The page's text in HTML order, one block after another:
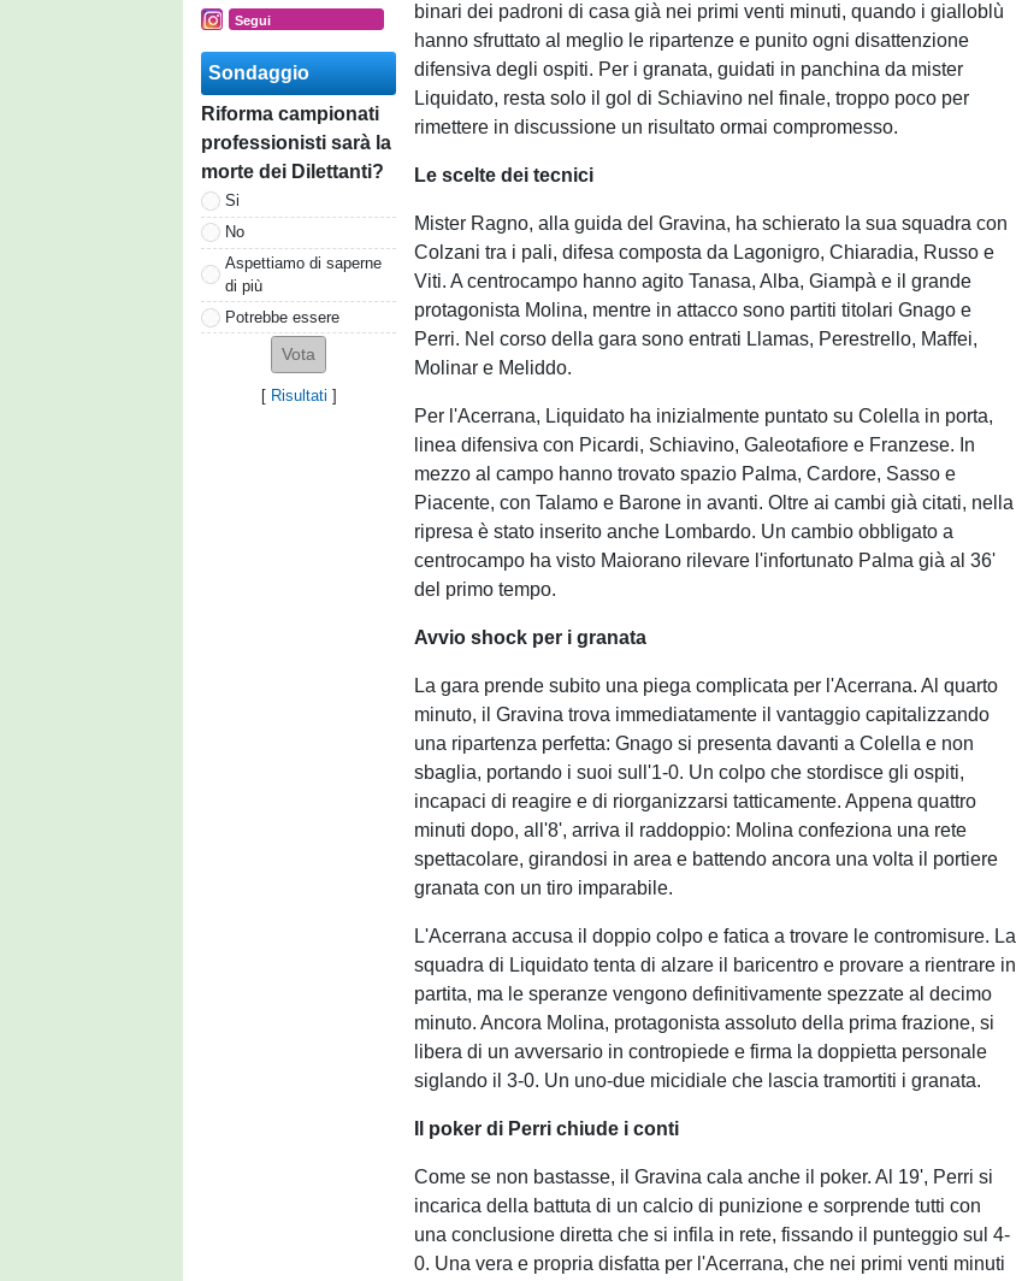
Segui
Sondaggio
Riforma campionati
professionisti sarà la
morte dei Dilettanti?
Si
No
Aspettiamo di saperne
di più
Potrebbe essere
[ Risultati ]
binari dei padroni di casa già nei primi venti minuti, quando i gialloblù
hanno sfruttato al meglio le ripartenze e punito ogni disattenzione
difensiva degli ospiti. Per i granata, guidati in panchina da mister
Liquidato, resta solo il gol di Schiavino nel finale, troppo poco per
rimettere in discussione un risultato ormai compromesso.
Le scelte dei tecnici
Mister Ragno, alla guida del Gravina, ha schierato la sua squadra con
Colzani tra i pali, difesa composta da Lagonigro, Chiaradia, Russo e
Viti. A centrocampo hanno agito Tanasa, Alba, Giampà e il grande
protagonista Molina, mentre in attacco sono partiti titolari Gnago e
Perri. Nel corso della gara sono entrati Llamas, Perestrello, Maffei,
Molinar e Meliddo.
Per l'Acerrana, Liquidato ha inizialmente puntato su Colella in porta,
linea difensiva con Picardi, Schiavino, Galeotafiore e Franzese. In
mezzo al campo hanno trovato spazio Palma, Cardore, Sasso e
Piacente, con Talamo e Barone in avanti. Oltre ai cambi già citati, nella
ripresa è stato inserito anche Lombardo. Un cambio obbligato a
centrocampo ha visto Maiorano rilevare l'infortunato Palma già al 36'
del primo tempo.
Avvio shock per i granata
La gara prende subito una piega complicata per l'Acerrana. Al quarto
minuto, il Gravina trova immediatamente il vantaggio capitalizzando
una ripartenza perfetta: Gnago si presenta davanti a Colella e non
sbaglia, portando i suoi sull'1-0. Un colpo che stordisce gli ospiti,
incapaci di reagire e di riorganizzarsi tatticamente. Appena quattro
minuti dopo, all'8', arriva il raddoppio: Molina confeziona una rete
spettacolare, girandosi in area e battendo ancora una volta il portiere
granata con un tiro imparabile.
L'Acerrana accusa il doppio colpo e fatica a trovare le contromisure. La
squadra di Liquidato tenta di alzare il baricentro e provare a rientrare in
partita, ma le speranze vengono definitivamente spezzate al decimo
minuto. Ancora Molina, protagonista assoluto della prima frazione, si
libera di un avversario in contropiede e firma la doppietta personale
siglando il 3-0. Un uno-due micidiale che lascia tramortiti i granata.
Il poker di Perri chiude i conti
Come se non bastasse, il Gravina cala anche il poker. Al 19', Perri si
incarica della battuta di un calcio di punizione e sorprende tutti con
una conclusione diretta che si infila in rete, fissando il punteggio sul 4-
0. Una vera e propria disfatta per l'Acerrana, che nei primi venti minuti